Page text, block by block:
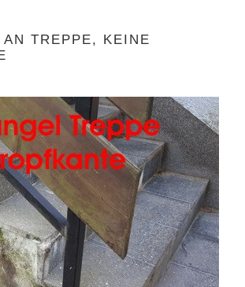
AN TREPPE, KEINE